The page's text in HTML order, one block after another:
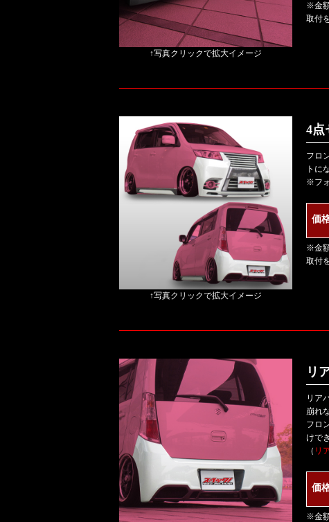
↑写真クリックで拡大イメージ
※金
取付
↑写真クリックで拡大イメージ
4点
フロ
トに
※フ
価
※金
取付
リ
リア
崩れ
フロ
けで
（ リ
価
※金